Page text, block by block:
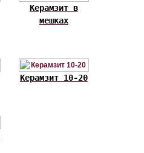
Керамзит в
мешках
Керамзит 10-20